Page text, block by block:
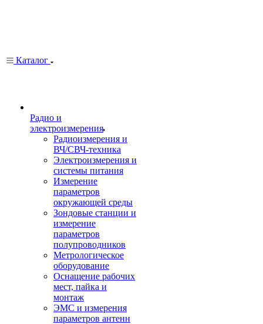
Каталог
Радио и
электроизмерения
Радиоизмерения и
ВЧ/СВЧ-техника
Электроизмерения и
системы питания
Измерение
параметров
окружающей среды
Зондовые станции и
измерение
параметров
полупроводников
Метрологическое
оборудование
Оснащение рабочих
мест, пайка и
монтаж
ЭМС и измерения
параметров антенн